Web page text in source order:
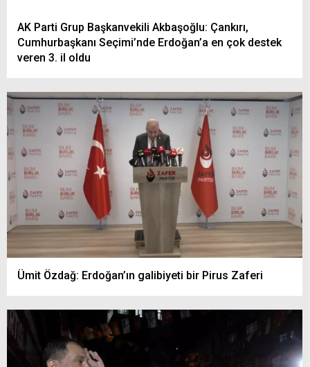
AK Parti Grup Başkanvekili Akbaşoğlu: Çankırı,
Cumhurbaşkanı Seçimi’nde Erdoğan’a en çok destek
veren 3. il oldu
Ümit Özdağ: Erdoğan’ın galibiyeti bir Pirus Zaferi